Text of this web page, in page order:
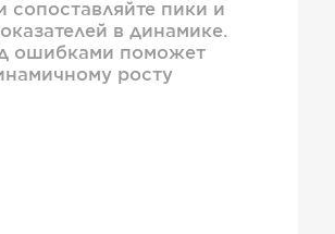
сопоставляйте пики и
в динамике.
ошибками поможет
росту